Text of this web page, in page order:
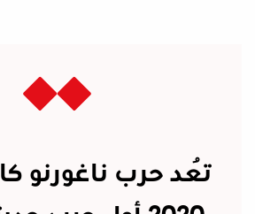
تُعد حرب ناغورنو